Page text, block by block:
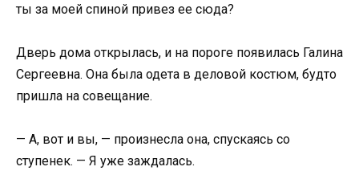
ты за моей спиной привез ее сюда?
Дверь дома открылась, и на пороге появилась Галина
Сергеевна. Она была одета в деловой костюм, будто
пришла на совещание.
— А, вот и вы, — произнесла она, спускаясь со
ступенек. — Я уже заждалась.